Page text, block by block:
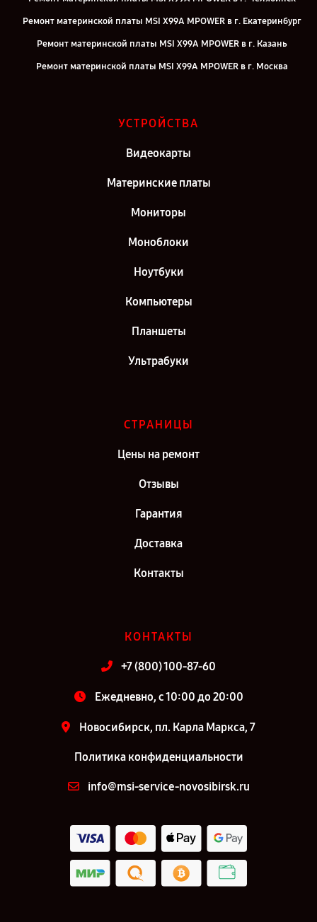
Ремонт материнской платы MSI X99A MPOWER в г. Екатеринбург
Ремонт материнской платы MSI X99A MPOWER в г. Казань
Ремонт материнской платы MSI X99A MPOWER в г. Москва
УСТРОЙСТВА
Видеокарты
Материнские платы
Мониторы
Моноблоки
Ноутбуки
Компьютеры
Планшеты
Ультрабуки
СТРАНИЦЫ
Цены на ремонт
Отзывы
Гарантия
Доставка
Контакты
КОНТАКТЫ
+7 (800) 100-87-60
Ежедневно, с 10:00 до 20:00
Новосибирск, пл. Карла Маркса, 7
Политика конфиденциальности
info@msi-service-novosibirsk.ru